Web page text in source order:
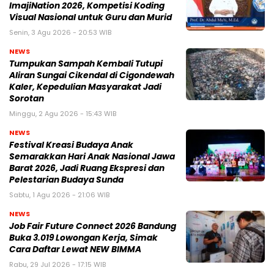
ImajiNation 2026, Kompetisi Koding
Visual Nasional untuk Guru dan Murid
Senin, 3 Agu 2026 - 20:53 WIB
NEWS
Tumpukan Sampah Kembali Tutupi
Aliran Sungai Cikendal di Cigondewah
Kaler, Kepedulian Masyarakat Jadi
Sorotan
Minggu, 2 Agu 2026 - 15:43 WIB
NEWS
Festival Kreasi Budaya Anak
Semarakkan Hari Anak Nasional Jawa
Barat 2026, Jadi Ruang Ekspresi dan
Pelestarian Budaya Sunda
Sabtu, 1 Agu 2026 - 21:06 WIB
NEWS
Job Fair Future Connect 2026 Bandung
Buka 3.019 Lowongan Kerja, Simak
Cara Daftar Lewat NEW BIMMA
Rabu, 29 Jul 2026 - 17:15 WIB